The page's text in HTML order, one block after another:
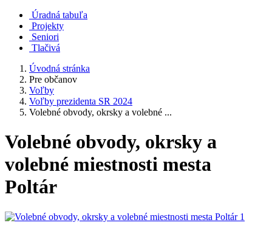
Úradná tabuľa
Projekty
Seniori
Tlačivá
Úvodná stránka
Pre občanov
Voľby
Voľby prezidenta SR 2024
Volebné obvody, okrsky a volebné ...
Volebné obvody, okrsky a
volebné miestnosti mesta
Poltár